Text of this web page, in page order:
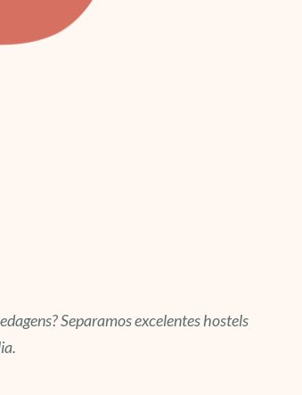
Separamos excelentes hostels